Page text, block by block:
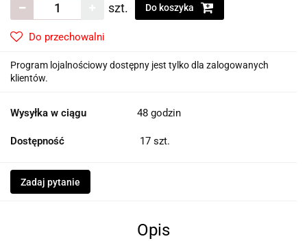
szt. Do koszyka
Do przechowalni
Program lojalnościowy dostępny jest tylko dla zalogowanych
klientów.
Wysyłka w ciągu 48 godzin
Dostępność 17 szt.
Zadaj pytanie
Opis